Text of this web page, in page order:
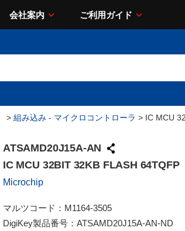
会社案内 ご利用ガイド
> 組み込み - マイクロコントローラ > IC MCU
ATSAMD20J15A-AN
IC MCU 32BIT 32KB FLASH 64TQFP
Microchip
マルツコード： M1164-3505
DigiKey製品番号： ATSAMD20J15A-AN-ND